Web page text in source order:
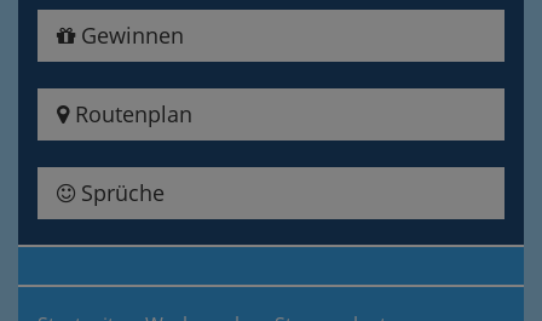
Gewinnen
Routenplan
Sprüche